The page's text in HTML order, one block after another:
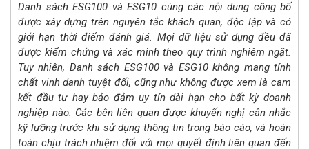
Danh sách ESG100 và ESG10 cùng các nội dung công bố
được xây dựng trên nguyên tắc khách quan, độc lập và có
giới hạn thời điểm đánh giá. Mọi dữ liệu sử dụng đều đã
được kiểm chứng và xác minh theo quy trình nghiêm ngặt.
Tuy nhiên, Danh sách ESG100 và ESG10 không mang tính
chất vinh danh tuyệt đối, cũng như không được xem là cam
kết đầu tư hay bảo đảm uy tín dài hạn cho bất kỳ doanh
nghiệp nào. Các bên liên quan được khuyến nghị cân nhắc
kỹ lưỡng trước khi sử dụng thông tin trong báo cáo, và hoàn
toàn chịu trách nhiệm đối với mọi quyết định liên quan đến